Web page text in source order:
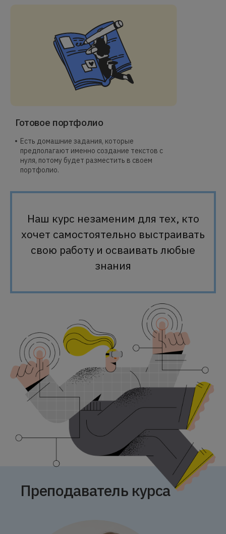
Готовое портфолио
Есть домашние задания, которые
предполагают именно создание текстов с
нуля, потому будет разместить в своем
портфолио.
Наш курс незаменим для тех, кто
хочет самостоятельно выстраивать
свою работу и осваивать любые
знания
Преподаватель курса